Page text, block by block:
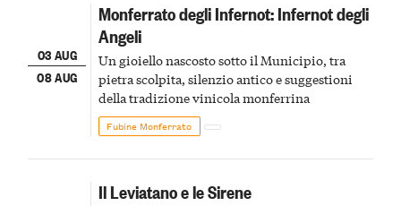
03 AUG
08 AUG
Monferrato degli Infernot: Infernot degli
Angeli
Un gioiello nascosto sotto il Municipio, tra
pietra scolpita, silenzio antico e suggestioni
della tradizione vinicola monferrina
Fubine Monferrato
Il Leviatano e le Sirene